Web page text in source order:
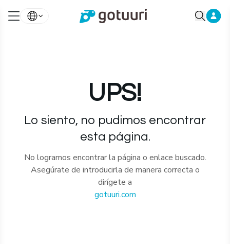
UPS!
Lo siento, no pudimos encontrar
esta página.
No logramos encontrar la página o enlace buscado.
Asegúrate de introducirla de manera correcta o
dirígete a
gotuuri.com